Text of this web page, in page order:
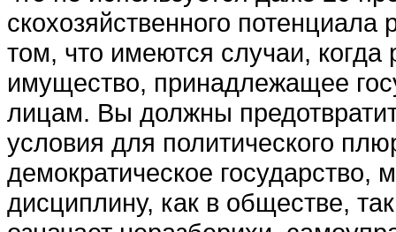
скохозяйственного
том, что име­ются случаи, когда
имущество, принадлежащее
лицам. Вы долж­ны
условия для политического
демократическое
дисциплину, как в обществе,